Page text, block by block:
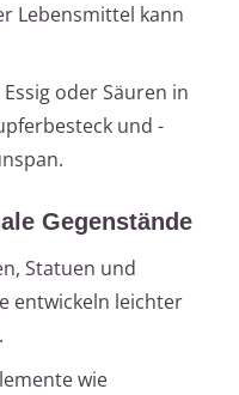
Lebensmittel kann
Essig oder Säuren in
und -
Gegenstände
Statuen und
entwickeln leichter
wie